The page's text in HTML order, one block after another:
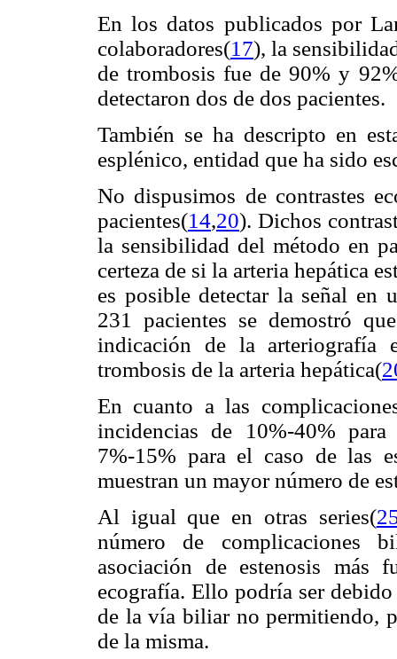
En los datos publicados por
colaboradores(17), la
de trombosis fue de 90% y
detectaron dos de dos pacientes.
También se ha descripto en
esplénico, entidad que ha sido
No dispusimos de contrastes
pacientes(14,20). Dichos
la sensibilidad del método en
certeza de si la arteria hepática
es posible detectar la señal en
231 pacientes se demostró
indicación de la arteriografía
trombosis de la arteria hepática(
En cuanto a las
incidencias de 10%-40%
7%-15% para el caso de las
muestran un mayor número de
Al igual que en otras series(
número de complicaciones
asociación de estenosis más
ecografía. Ello podría ser
de la vía biliar no permitiendo,
de la misma.